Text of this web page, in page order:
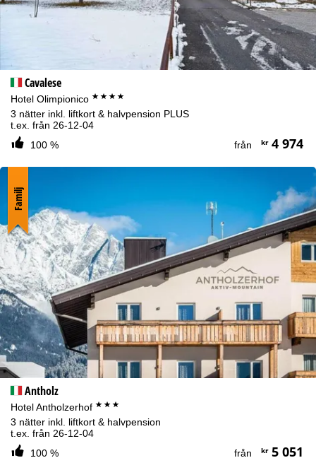
Cavalese
Hotel Olimpionico ****
3 nätter inkl. liftkort & halvpension PLUS
t.ex. från 26-12-04
100 %
från kr4 974
Antholz
Hotel Antholzerhof ***
3 nätter inkl. liftkort & halvpension
t.ex. från 26-12-04
100 %
från kr5 051
Familj